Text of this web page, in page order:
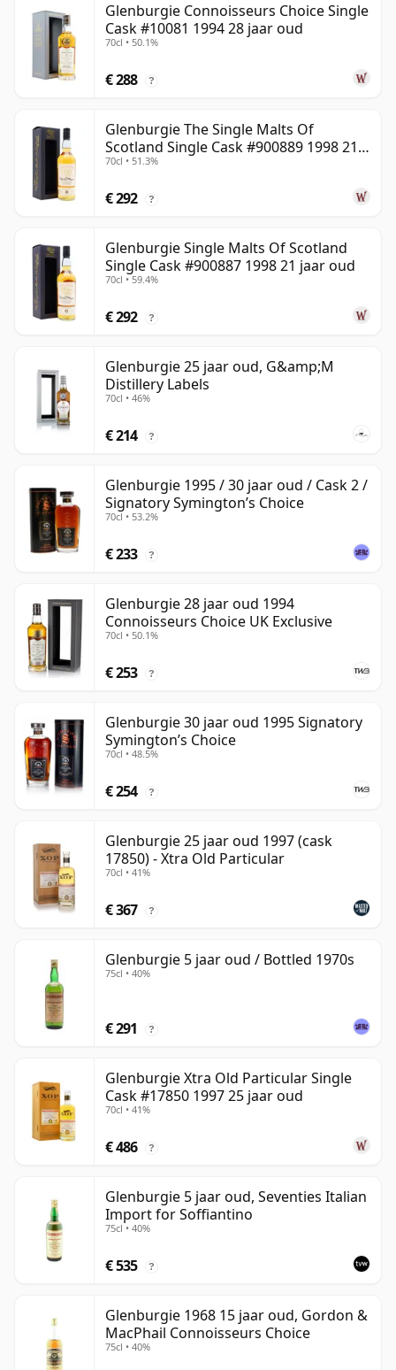
Glenburgie Connoisseurs Choice Single
Cask #10081 1994 28 jaar oud
70cl • 50.1%
€ 288 ?
Glenburgie The Single Malts Of
Scotland Single Cask #900889 1998 21
jaar oud
70cl • 51.3%
€ 292 ?
Glenburgie Single Malts Of Scotland
Single Cask #900887 1998 21 jaar oud
70cl • 59.4%
€ 292 ?
Glenburgie 25 jaar oud, G&amp;M
Distillery Labels
70cl • 46%
€ 214 ?
Glenburgie 1995 / 30 jaar oud / Cask 2 /
Signatory Symington’s Choice
70cl • 53.2%
€ 233 ?
Glenburgie 28 jaar oud 1994
Connoisseurs Choice UK Exclusive
70cl • 50.1%
€ 253 ?
Glenburgie 30 jaar oud 1995 Signatory
Symington’s Choice
70cl • 48.5%
€ 254 ?
Glenburgie 25 jaar oud 1997 (cask
17850) - Xtra Old Particular
70cl • 41%
€ 367 ?
Glenburgie 5 jaar oud / Bottled 1970s
75cl • 40%
€ 291 ?
Glenburgie Xtra Old Particular Single
Cask #17850 1997 25 jaar oud
70cl • 41%
€ 486 ?
Glenburgie 5 jaar oud, Seventies Italian
Import for Soffiantino
75cl • 40%
€ 535 ?
Glenburgie 1968 15 jaar oud, Gordon &
MacPhail Connoisseurs Choice
75cl • 40%